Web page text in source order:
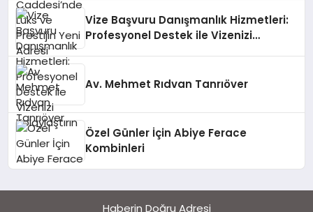
Vize Başvuru Danışmanlık Hizmetleri:
Profesyonel Destek ile Vizenizi
Av. Mehmet Rıdvan Tanrıöver
Özel Günler İçin Abiye Ferace
Kombinleri
Haberin Doğru Adresi